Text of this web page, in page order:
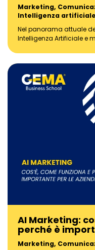
Marketing,
Intelligenza artificiale
Nel panorama attuale
Intelligenza Artificiale e
AI Marketing:
perché è
Marketing,